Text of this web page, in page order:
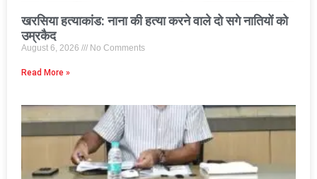
खरसिया हत्याकांड: नाना की हत्या करने वाले दो सगे नातियों को
उम्रकैद
August 6, 2026 No Comments
Read More »